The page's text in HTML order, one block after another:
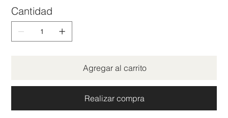
Cantidad
Agregar al carrito
Realizar compra